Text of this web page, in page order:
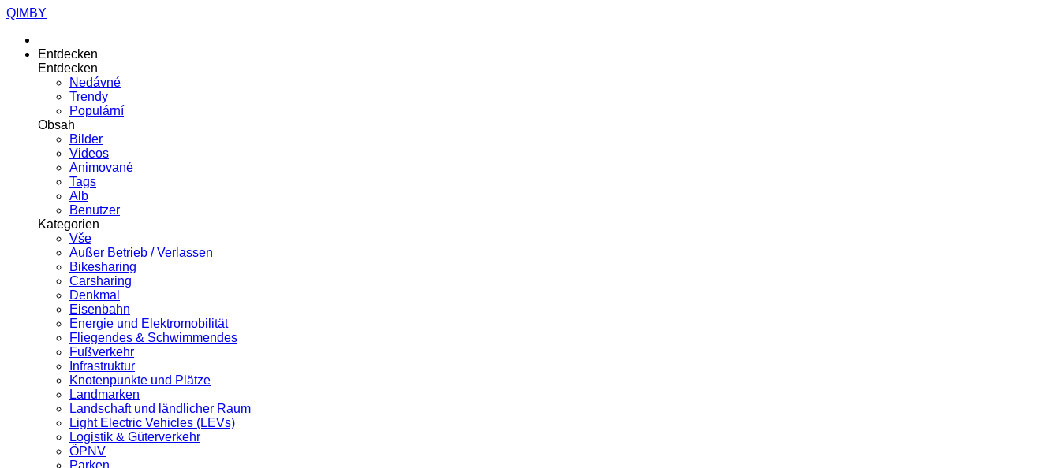
QIMBY
Entdecken
Entdecken
Nedávné
Trendy
Populární
Obsah
Bilder
Videos
Animované
Tags
Alb
Benutzer
Kategorien
Vše
Außer Betrieb / Verlassen
Bikesharing
Carsharing
Denkmal
Eisenbahn
Energie und Elektromobilität
Fliegendes & Schwimmendes
Fußverkehr
Infrastruktur
Knotenpunkte und Plätze
Landmarken
Landschaft und ländlicher Raum
Light Electric Vehicles (LEVs)
Logistik & Güterverkehr
ÖPNV
Parken